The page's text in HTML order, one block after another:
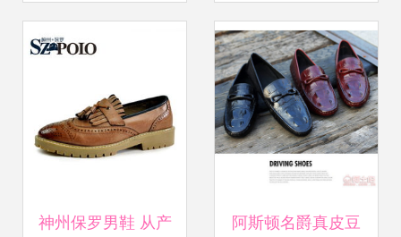
神州保罗男鞋 从产 阿斯顿名爵真皮豆